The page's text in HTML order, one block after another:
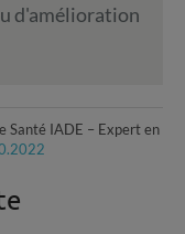
d'amélioration
Santé IADE – Expert en